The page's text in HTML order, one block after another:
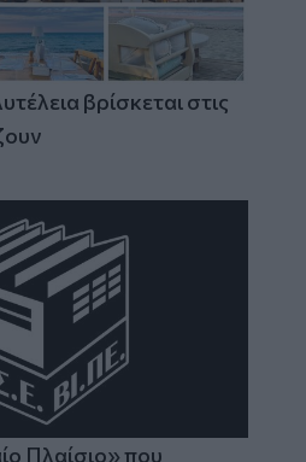
βρίσκεται στις
Πλαίσιο» που